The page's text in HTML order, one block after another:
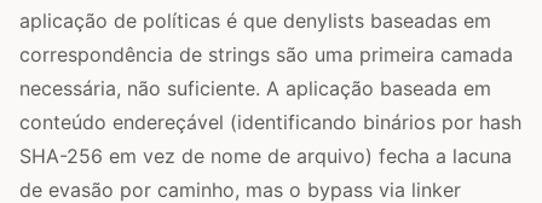
aplicação de políticas é que denylists baseadas em
correspondência de strings são uma primeira camada
necessária, não suficiente. A aplicação baseada em
conteúdo endereçável (identificando binários por hash
SHA-256 em vez de nome de arquivo) fecha a lacuna
de evasão por caminho, mas o bypass via linker